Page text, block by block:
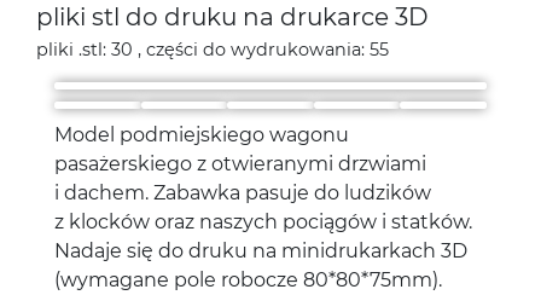
pliki stl do druku na drukarce 3D
pliki .stl: 30 , części do wydrukowania: 55
Model podmiejskiego wagonu
pasażerskiego z otwieranymi drzwiami
i dachem. Zabawka pasuje do ludzików
z klocków oraz naszych pociągów i statków.
Nadaje się do druku na minidrukarkach 3D
(wymagane pole robocze 80*80*75mm).